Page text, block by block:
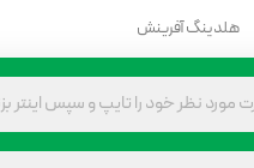
هلدینگ آفرینش